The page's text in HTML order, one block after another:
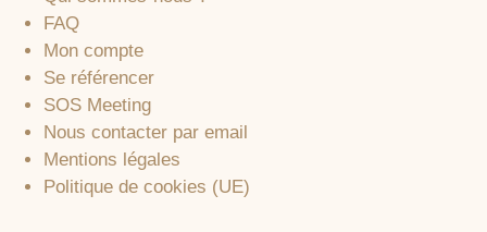
FAQ
Mon compte
Se référencer
SOS Meeting
Nous contacter par email
Mentions légales
Politique de cookies (UE)